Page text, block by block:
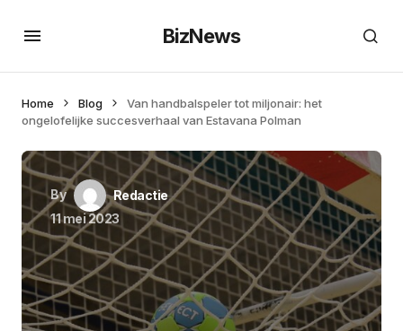
BizNews
Home Blog
Van handbalspeler tot miljonair: het
ongelofelijke succesverhaal van Estavana Polman
By
Redactie
11 mei 2023